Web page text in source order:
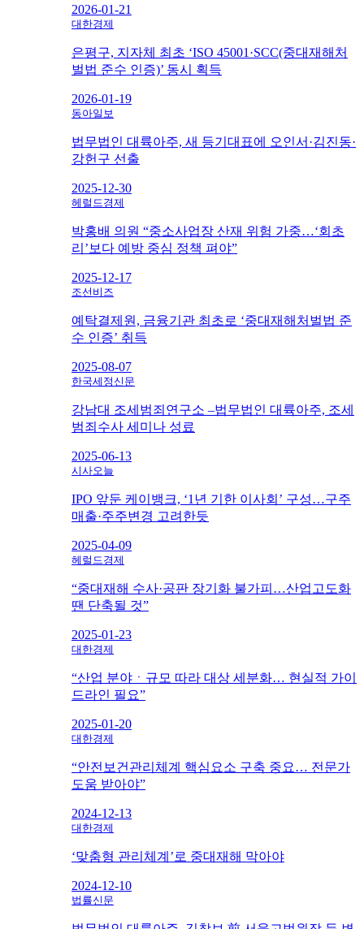
2026-01-21
대한경제
은평구, 지자체 최초 ‘ISO 45001·SCC(중대재해처
벌법 준수 인증)’ 동시 획득
2026-01-19
동아일보
법무법인 대륙아주, 새 등기대표에 오인서·김진동·
강헌구 선출
2025-12-30
헤럴드경제
박홍배 의원 “중소사업장 산재 위험 가중…‘회초
리’보다 예방 중심 정책 펴야”
2025-12-17
조선비즈
예탁결제원, 금융기관 최초로 ‘중대재해처벌법 준
수 인증’ 취득
2025-08-07
한국세정신문
강남대 조세범죄연구소 –법무법인 대륙아주, 조세
범죄수사 세미나 성료
2025-06-13
시사오늘
IPO 앞둔 케이뱅크, ‘1년 기한 이사회’ 구성…구주
매출·주주변경 고려한듯
2025-04-09
헤럴드경제
“중대재해 수사·공판 장기화 불가피…산업고도화
땐 단축될 것”
2025-01-23
대한경제
“산업 분야ㆍ규모 따라 대상 세분화… 현실적 가이
드라인 필요”
2025-01-20
대한경제
“안전보건관리체계 핵심요소 구축 중요… 전문가
도움 받아야”
2024-12-13
대한경제
‘맞춤형 관리체계’로 중대재해 막아야
2024-12-10
법률신문